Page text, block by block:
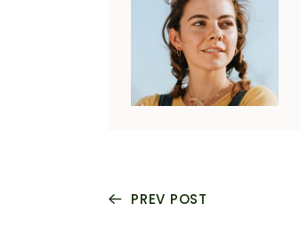
PREV POST